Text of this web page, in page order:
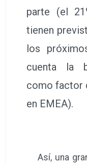
parte (el
tienen
los
cuenta la
como factor
en EMEA).
Así, una